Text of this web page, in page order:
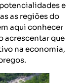
e
as regiões do
aqui conhecer
acrescentar que
na economia,